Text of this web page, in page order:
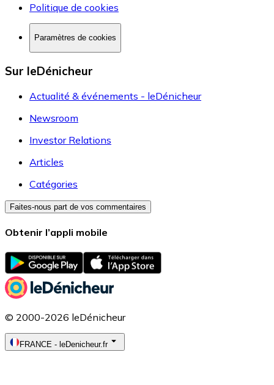
Politique de cookies
Paramètres de cookies
Sur leDénicheur
Actualité & événements - leDénicheur
Newsroom
Investor Relations
Articles
Catégories
Faites-nous part de vos commentaires
Obtenir l’appli mobile
© 2000-2026 leDénicheur
FRANCE - leDenicheur.fr